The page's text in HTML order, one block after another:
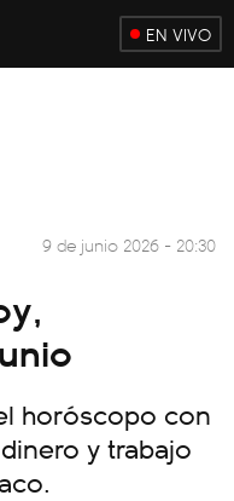
EN VIVO
9 de junio 2026 - 20:30
horóscopo con
y trabajo